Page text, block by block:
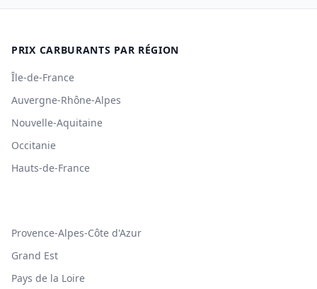
PRIX CARBURANTS PAR RÉGION
Île-de-France
Auvergne-Rhône-Alpes
Nouvelle-Aquitaine
Occitanie
Hauts-de-France
Provence-Alpes-Côte d'Azur
Grand Est
Pays de la Loire